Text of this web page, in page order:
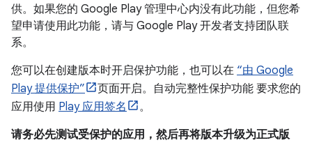
供。如果您的 Google Play 管理中心内没有此功能，但您希
望申请使用此功能，请与 Google Play 开发者支持团队联
系。
您可以在创建版本时开启保护功能，也可以在 “由 Google
Play 提供保护”
页面开启。自动完整性保护功能 要求您的
应用使用 Play 应用签名
。
请务必先测试受保护的应用，然后再将版本升级为正式版